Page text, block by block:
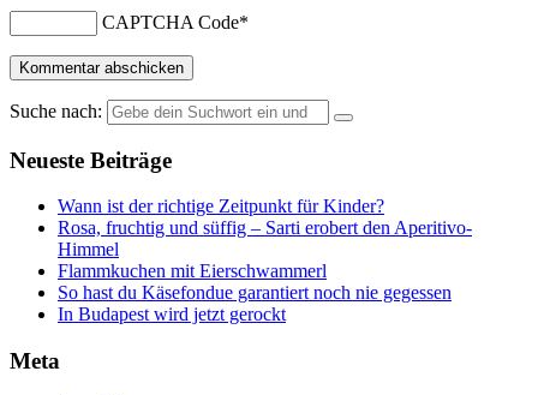
CAPTCHA Code*
Suche nach:
Neueste Beiträge
Wann ist der richtige Zeitpunkt für Kinder?
Rosa, fruchtig und süffig – Sarti erobert den Aperitivo-
Himmel
Flammkuchen mit Eierschwammerl
So hast du Käsefondue garantiert noch nie gegessen
In Budapest wird jetzt gerockt
Meta